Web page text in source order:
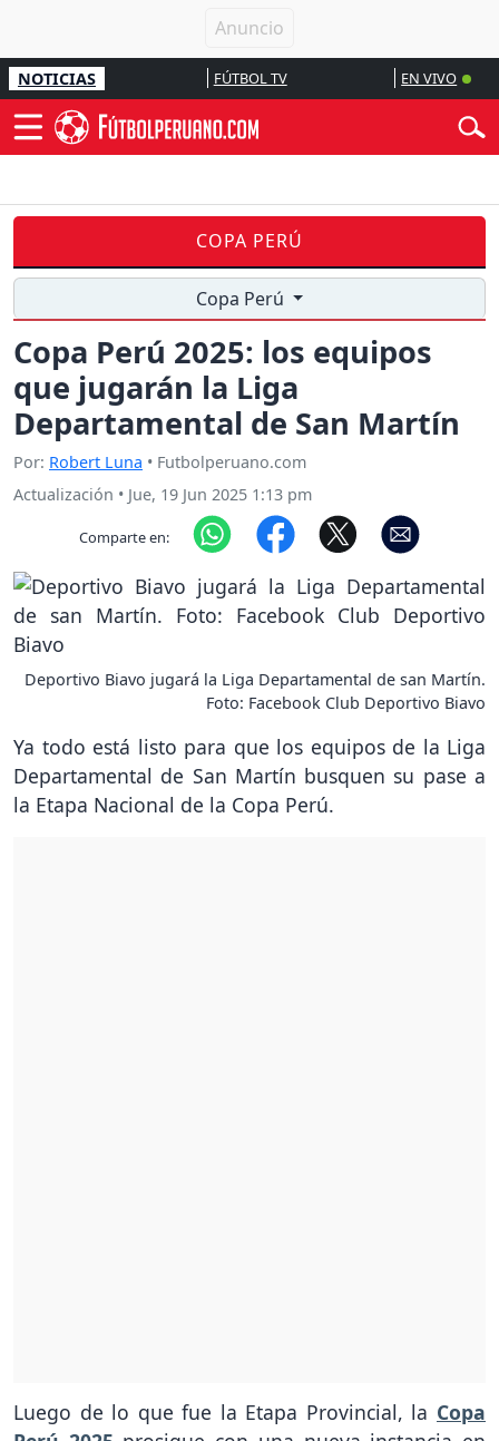
NOTICIAS FÚTBOL TV EN VIVO
COPA PERÚ
Copa Perú
Copa Perú 2025: los equipos
que jugarán la Liga
Departamental de San Martín
Por: Robert Luna • Futbolperuano.com
Actualización • Jue, 19 Jun 2025 1:13 pm
Comparte en:
Deportivo Biavo jugará la Liga Departamental de san Martín.
Foto: Facebook Club Deportivo Biavo
Ya todo está listo para que los equipos de la Liga
Departamental de San Martín busquen su pase a
la Etapa Nacional de la Copa Perú.
Luego de lo que fue la Etapa Provincial, la Copa